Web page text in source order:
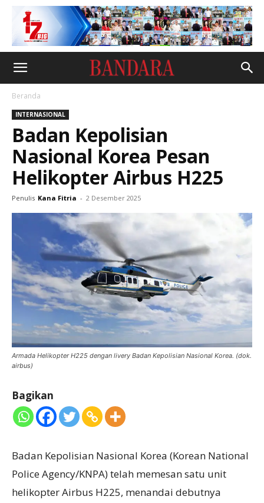
Beranda
INTERNASIONAL
Badan Kepolisian
Nasional Korea Pesan
Helikopter Airbus H225
Penulis Kana Fitria - 2 Desember 2025
Armada Helikopter H225 dengan livery Badan Kepolisian Nasional Korea. (dok.
airbus)
Bagikan
Badan Kepolisian Nasional Korea (Korean National
Police Agency/KNPA) telah memesan satu unit
helikopter Airbus H225, menandai debutnya